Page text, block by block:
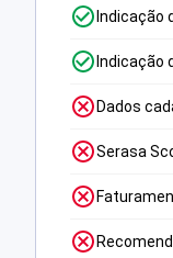
Indicação
Indicação
Dados
Serasa